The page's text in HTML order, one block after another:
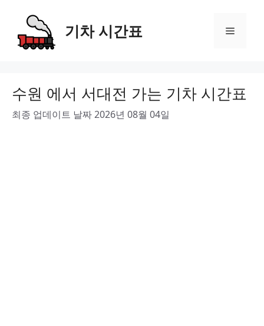
content
기차 시간표 Menu
수원 에서 서대전 가는 기차 시간표
최종 업데이트 날짜 2026년 08월 04일